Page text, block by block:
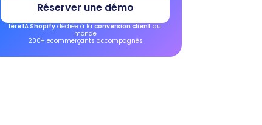
Réserver une démo
1ère IA Shopify dédiée à la conversion client au
monde
200+ ecommerçants accompagnés